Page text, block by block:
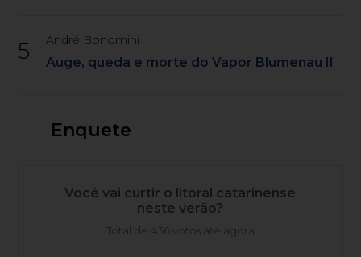
5 André Bonomini
Auge, queda e morte do Vapor Blumenau II
Enquete
Você vai curtir o litoral catarinense
neste verão?
Total de 436 votos até agora